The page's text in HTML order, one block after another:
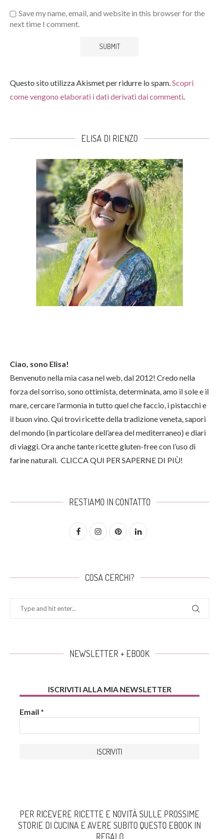
Save my name, email, and website in this browser for the
next time I comment.
Questo sito utilizza Akismet per ridurre lo spam. Scopri
come vengono elaborati i dati derivati dai commenti
ELISA DI RIENZO
Ciao, sono Elisa!
Benvenuto nella mia casa nel web, dal 2012! Credo nella
forza del sorriso, sono ottimista, determinata, amo il sole e il
mare, cercare l’armonia in tutto quel che faccio, i pistacchi e
il buon vino. Qui trovi ricette della tradizione veneta, sapori
del mondo (in particolare dell’area del mediterraneo) e diari
di viaggi. Ora anche tante ricette gluten-free con l’uso di
farine naturali. CLICCA QUI PER SAPERNE DI PIÙ!
RESTIAMO IN CONTATTO
COSA CERCHI?
NEWSLETTER + EBOOK
ISCRIVITI ALLA MIA NEWSLETTER
Email *
PER RICEVERE RICETTE E NOVITÀ SULLE PROSSIME
STORIE DI CUCINA E AVERE SUBITO QUESTO EBOOK IN
REGALO